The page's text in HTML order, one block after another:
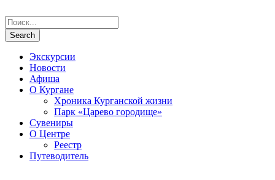
Экскурсии
Новости
Афиша
О Кургане
Хроника Курганской жизни
Парк «Царево городище»
Сувениры
О Центре
Реестр
Путеводитель